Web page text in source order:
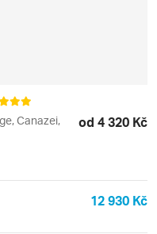
Canazei,
od 4 320 Kč
12 930 Kč